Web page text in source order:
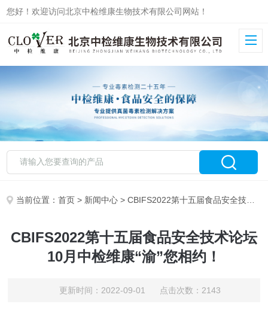
您好！欢迎访问北京中检维康生物技术有限公司网站！
当前位置：首页 > 新闻中心 > CBIFS2022第十五届食品安全技术论坛10月中检维康“渝”您相约！
CBIFS2022第十五届食品安全技术论坛
10月中检维康“渝”您相约！
更新时间：2022-09-01 点击次数：2143